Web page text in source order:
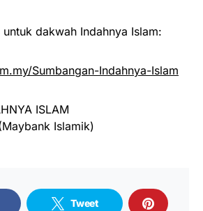
dakwah Indahnya Islam:
Sumbangan-Indahnya-Islam
ISLAM
Islamik)
Tweet